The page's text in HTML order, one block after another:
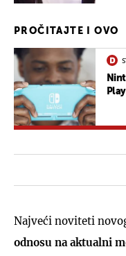
PROČITAJTE I OVO
Najveći noviteti
odnosu na aktualni